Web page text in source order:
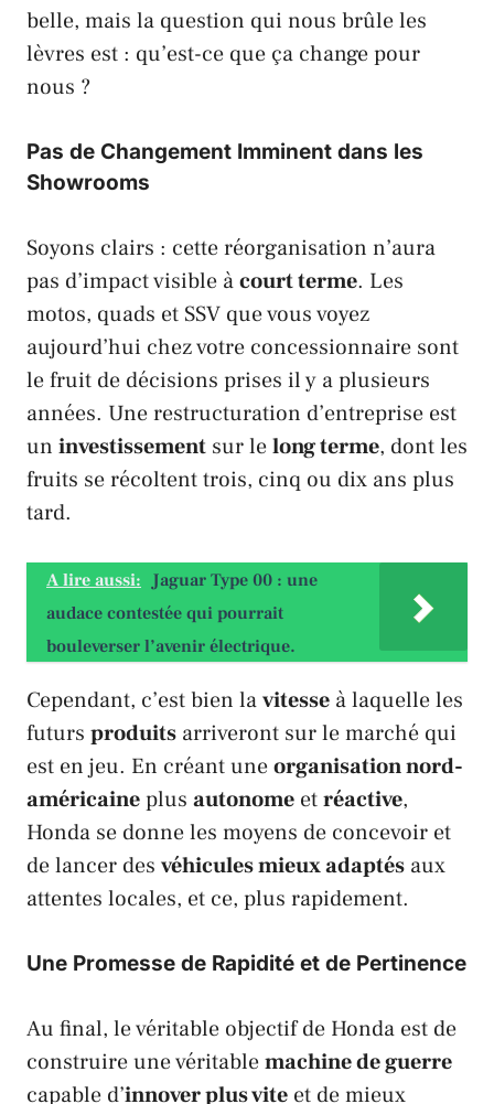
belle, mais la question qui nous brûle les
lèvres est : qu’est-ce que ça change pour
nous ?
Pas de Changement Imminent dans les
Showrooms
Soyons clairs : cette réorganisation n’aura
pas d’impact visible àcourt terme. Les
motos, quads et SSV que vous voyez
aujourd’hui chez votre concessionnaire sont
le fruit de décisions prises il y a plusieurs
années. Une restructuration d’entreprise est
un investissement sur lelong terme, dont les
fruits se récoltent trois, cinq ou dix ans plus
tard.
A lire aussi: Jaguar Type 00 : une
audace contestée qui pourrait
bouleverser l’avenir électrique.
Cependant, c’est bien lavitesse à laquelle les
futurs produits arriveront sur le marché qui
est en jeu. En créant uneorganisation nord-
américaineplus autonome etréactive,
Honda se donne les moyens de concevoir et
de lancer des véhicules mieux adaptés aux
attentes locales, et ce, plus rapidement.
Une Promesse de Rapidité et de Pertinence
Au final, le véritable objectif de Honda est de
construire une véritablemachine de guerre
capable d’innover plus vite et de mieux